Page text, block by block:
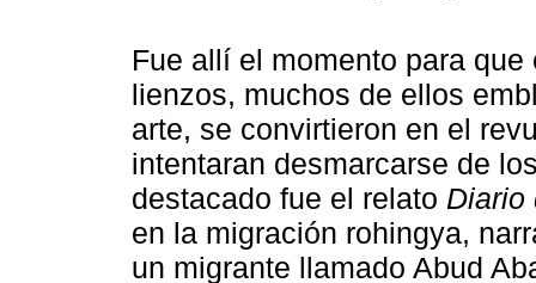
Fue allí el momento para
lienzos, muchos de ellos
arte, se convirtieron en el
intentaran desmarcarse de
destacado fue el relato Diario
en la migración rohingya,
un migrante llamado Abud